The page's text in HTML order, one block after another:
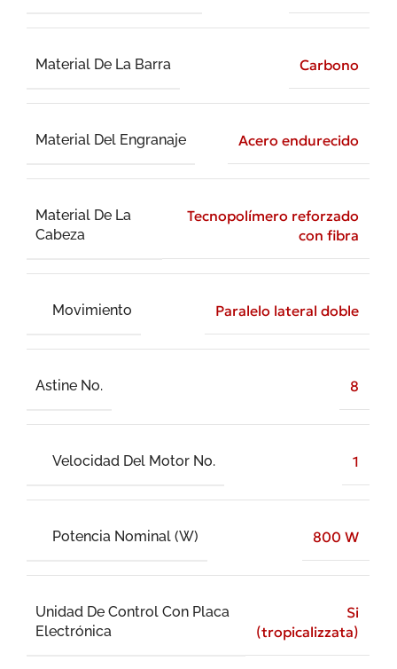
Material De La Barra Carbono
Material Del Engranaje Acero endurecido
Material De La
Cabeza
Tecnopolímero reforzado
con fibra
Movimiento Paralelo lateral doble
Astine No. 8
Velocidad Del Motor No. 1
Potencia Nominal (W) 800 W
Unidad De Control Con Placa
Electrónica
Si
(tropicalizzata)